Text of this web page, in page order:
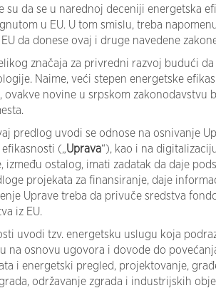
su da se u narednoj deceniji energetska
u EU. U tom smislu, treba
da donese ovaj i druge navedene
značaja za privredni razvoj budući da
Naime, veći stepen energetske
ovakve novine u srpskom zakonodavstvu
predlog uvodi se odnose na osnivanje
(„Uprava“), kao i na
ostalog, imati zadatak da daje
projekata za finansiranje, daje
Uprave treba da privuče sredstva
iz EU.
uvodi tzv. energetsku uslugu koja
na osnovu ugovora i dovode do
i energetski pregled, projektovanje,
održavanje zgrada i industrijskih